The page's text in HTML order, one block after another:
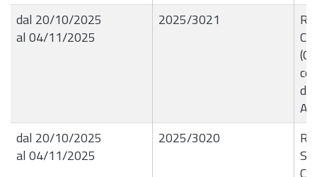
dal 20/10/2025
al 04/11/2025
2025/3021
dal 20/10/2025
al 04/11/2025
2025/3020